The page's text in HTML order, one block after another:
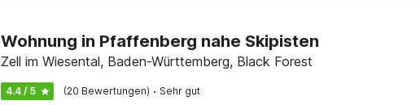
Wohnung in Pfaffenberg nahe Skipisten
Zell im Wiesental, Baden-Württemberg, Black Forest
4.4 / 5 (20 Bewertungen) · Sehr gut